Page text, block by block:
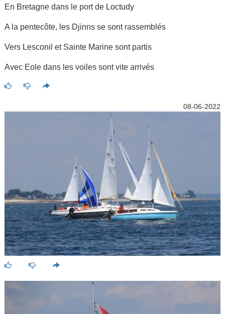
En Bretagne dans le port de Loctudy
A la pentecôte, les Djinns se sont rassemblés
Vers Lesconil et Sainte Marine sont partis
Avec Eole dans les voiles sont vite arrivés
08-06-2022